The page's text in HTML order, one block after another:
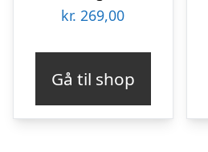
kr. 269,00
Gå til shop